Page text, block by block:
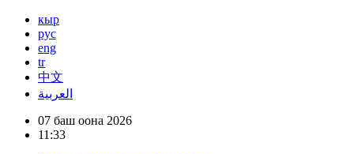
кыр
рус
eng
tr
中文
العربية
07 баш оона 2026
11:33